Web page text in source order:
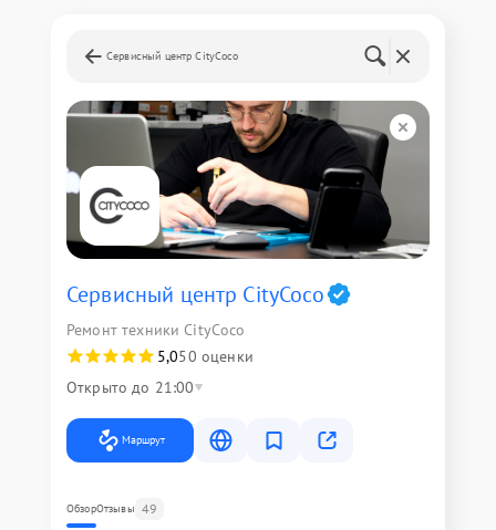
Сервисный центр CityCoco
Сервисный центр CityCoco
Ремонт техники CityCoco
5,050 оценки
Открыто до 21:00
Маршрут
ОбзорОтзывы 49